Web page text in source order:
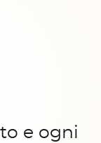
e ogni